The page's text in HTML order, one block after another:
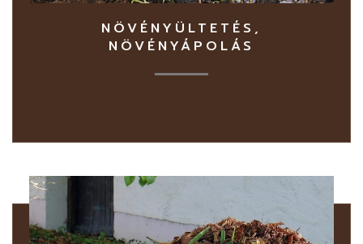
NÖVÉNYÜLTETÉS,
NÖVÉNYÁPOLÁS